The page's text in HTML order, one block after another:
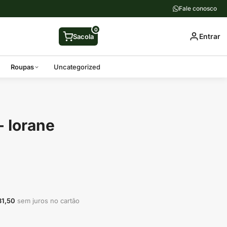
Fale conosco
Sacola
0
Entrar
Roupas Uncategorized
Iorane
sem juros no cartão